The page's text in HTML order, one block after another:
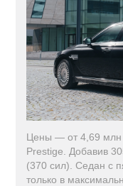
Цены — от 4,69 млн
Prestige. Добавив
(370 сил). Седан с
только в